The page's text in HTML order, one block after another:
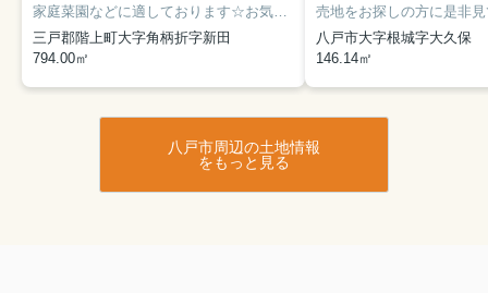
家庭菜園などに適しております☆お気軽に当社スタッフまでお問い合わせください♪不動産のプロであるスタッフが、しっかりとお応えいたします(^^)
三戸郡階上町大字角柄折字新田
794.00㎡
八戸市大字根城字大久保
146.14㎡
八戸市周辺の土地情報
をもっと見る